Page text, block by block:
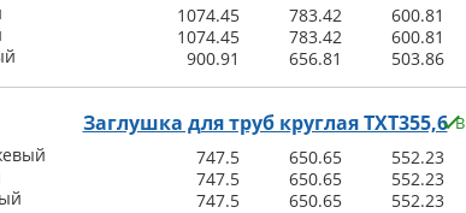
1074.45 783.42 600.81
1074.45 783.42 600.81
900.91 656.81 503.86
Заглушка для труб круглая TXT355,6
747.5 650.65 552.23
747.5 650.65 552.23
747.5 650.65 552.23